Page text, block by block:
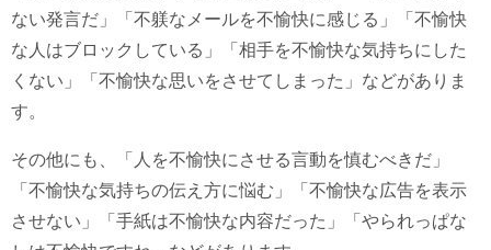
ない発言だ」「不躾なメールを不愉快に感じる」「不愉快
な人はブロックしている」「相手を不愉快な気持ちにした
くない」「不愉快な思いをさせてしまった」などがありま
す。
その他にも、「人を不愉快にさせる言動を慎むべきだ」
「不愉快な気持ちの伝え方に悩む」「不愉快な広告を表示
させない」「手紙は不愉快な内容だった」「やられっぱな